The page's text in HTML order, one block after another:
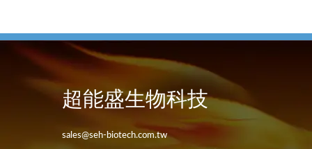
超能盛生物科技
sales@seh-biotech.com.tw